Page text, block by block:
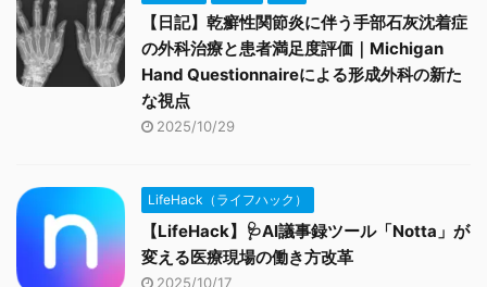
【日記】乾癬性関節炎に伴う手部石灰沈着症
の外科治療と患者満足度評価｜Michigan
Hand Questionnaireによる形成外科の新た
な視点
2025/10/29
LifeHack（ライフハック）
【LifeHack】🩺AI議事録ツール「Notta」が
変える医療現場の働き方改革
2025/10/17